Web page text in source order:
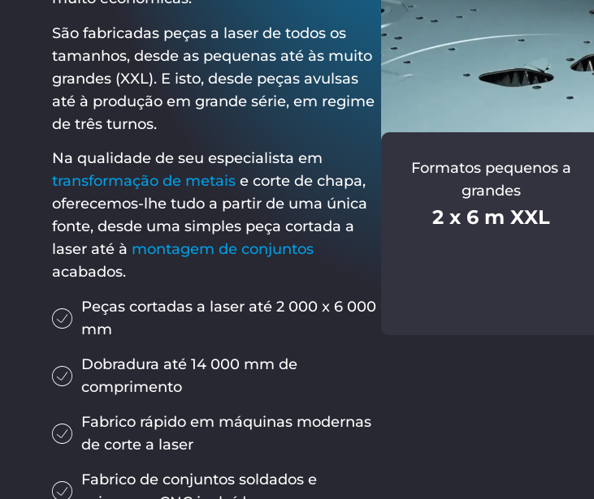
São fabricadas peças a laser de todos os
tamanhos, desde as pequenas até às muito
grandes (XXL). E isto, desde peças avulsas
até à produção em grande série, em regime
de três turnos.
Na qualidade de seu especialista em
transformação de metais e corte de chapa,
oferecemos-lhe tudo a partir de uma única
fonte, desde uma simples peça cortada a
laser até à montagem de conjuntos
acabados.
Peças cortadas a laser até 2 000 x 6 000
mm
Dobradura até 14 000 mm de
comprimento
Fabrico rápido em máquinas modernas
de corte a laser
Fabrico de conjuntos soldados e
Formatos pequenos a
grandes
2 x 6 m XXL